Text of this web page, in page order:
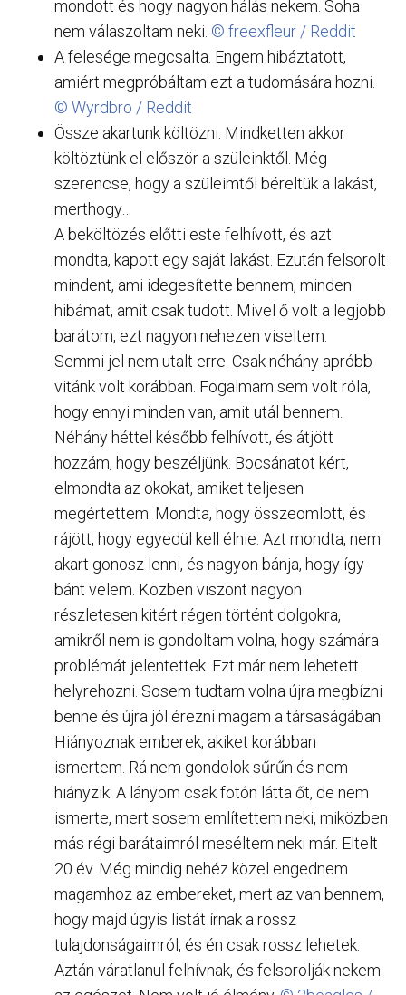
mondott és hogy nagyon hálás nekem. Soha
nem válaszoltam neki. © freexfleur / Reddit
A felesége megcsalta. Engem hibáztatott,
amiért megpróbáltam ezt a tudomására hozni.
© Wyrdbro / Reddit
Össze akartunk költözni. Mindketten akkor
költöztünk el először a szüleinktől. Még
szerencse, hogy a szüleimtől béreltük a lakást,
merthogy…
A beköltözés előtti este felhívott, és azt
mondta, kapott egy saját lakást. Ezután felsorolt
mindent, ami idegesítette bennem, minden
hibámat, amit csak tudott. Mivel ő volt a legjobb
barátom, ezt nagyon nehezen viseltem.
Semmi jel nem utalt erre. Csak néhány apróbb
vitánk volt korábban. Fogalmam sem volt róla,
hogy ennyi minden van, amit utál bennem.
Néhány héttel később felhívott, és átjött
hozzám, hogy beszéljünk. Bocsánatot kért,
elmondta az okokat, amiket teljesen
megértettem. Mondta, hogy összeomlott, és
rájött, hogy egyedül kell élnie. Azt mondta, nem
akart gonosz lenni, és nagyon bánja, hogy így
bánt velem. Közben viszont nagyon
részletesen kitért régen történt dolgokra,
amikről nem is gondoltam volna, hogy számára
problémát jelentettek. Ezt már nem lehetett
helyrehozni. Sosem tudtam volna újra megbízni
benne és újra jól érezni magam a társaságában.
Hiányoznak emberek, akiket korábban
ismertem. Rá nem gondolok sűrűn és nem
hiányzik. A lányom csak fotón látta őt, de nem
ismerte, mert sosem említettem neki, miközben
más régi barátaimról meséltem neki már. Eltelt
20 év. Még mindig nehéz közel engednem
magamhoz az embereket, mert az van bennem,
hogy majd úgyis listát írnak a rossz
tulajdonságaimról, és én csak rossz lehetek.
Aztán váratlanul felhívnak, és felsorolják nekem